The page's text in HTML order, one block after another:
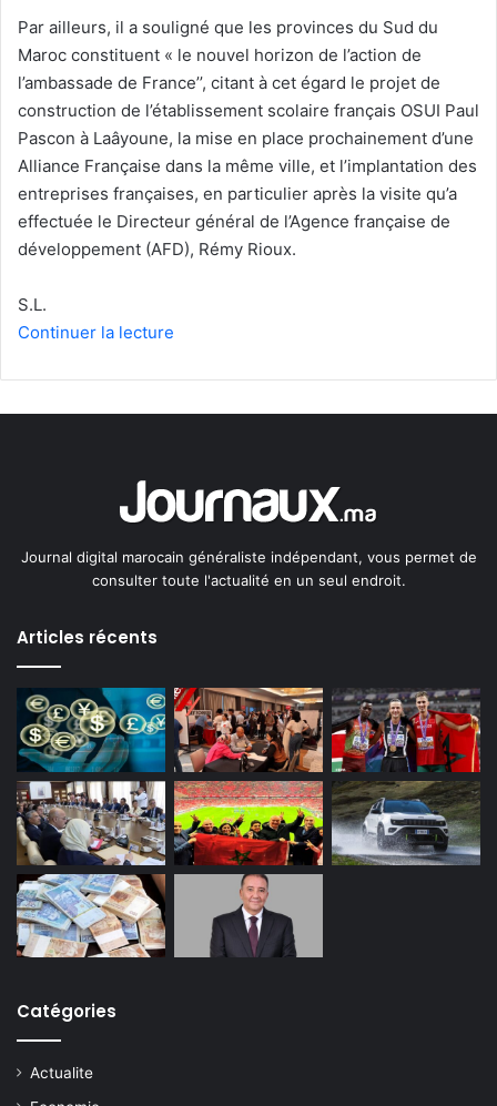
Par ailleurs, il a souligné que les provinces du Sud du
Maroc constituent « le nouvel horizon de l’action de
l’ambassade de France’’, citant à cet égard le projet de
construction de l’établissement scolaire français OSUI Paul
Pascon à Laâyoune, la mise en place prochainement d’une
Alliance Française dans la même ville, et l’implantation des
entreprises françaises, en particulier après la visite qu’a
effectuée le Directeur général de l’Agence française de
développement (AFD), Rémy Rioux.
S.L.
Continuer la lecture
Journal digital marocain généraliste indépendant, vous permet de
consulter toute l'actualité en un seul endroit.
Articles récents
Catégories
Actualite